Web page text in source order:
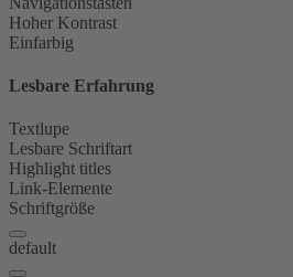
Hoher Kontrast
Einfarbig
Lesbare Erfahrung
Textlupe
Lesbare Schriftart
Highlight titles
Link-Elemente
Schriftgröße
default